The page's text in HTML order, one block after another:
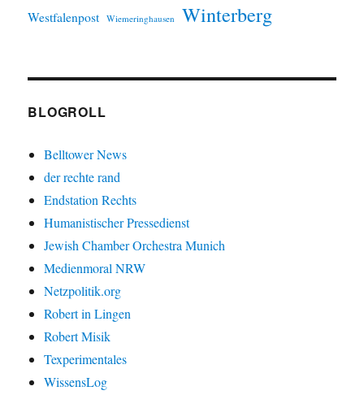
Westfalenpost Wiemeringhausen Winterberg
BLOGROLL
Belltower News
der rechte rand
Endstation Rechts
Humanistischer Pressedienst
Jewish Chamber Orchestra Munich
Medienmoral NRW
Netzpolitik.org
Robert in Lingen
Robert Misik
Texperimentales
WissensLog